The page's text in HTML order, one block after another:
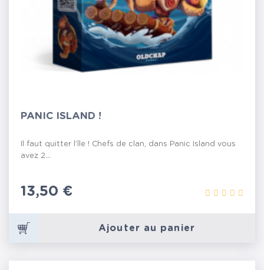
PANIC ISLAND !
Il faut quitter l’île ! Chefs de clan, dans Panic Island vous
avez 2...
Prix
13,50 €
Ajouter au panier